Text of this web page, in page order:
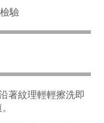
驗
著紋理輕輕擦洗即